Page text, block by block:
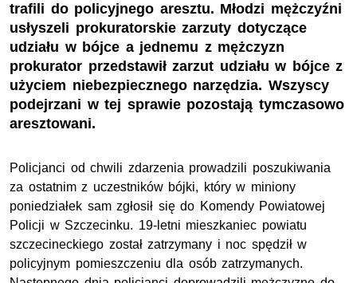
trafili do policyjnego aresztu. Młodzi mężczyźni
usłyszeli prokuratorskie zarzuty dotyczące
udziału w bójce a jednemu z mężczyzn
prokurator przedstawił zarzut udziału w bójce z
użyciem niebezpiecznego narzędzia. Wszyscy
podejrzani w tej sprawie pozostają tymczasowo
aresztowani.
Policjanci od chwili zdarzenia prowadzili poszukiwania
za ostatnim z uczestników bójki, który w miniony
poniedziałek sam zgłosił się do Komendy Powiatowej
Policji w Szczecinku. 19-letni mieszkaniec powiatu
szczecineckiego został zatrzymany i noc spędził w
policyjnym pomieszczeniu dla osób zatrzymanych.